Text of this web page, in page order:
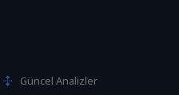
Güncel Analizler